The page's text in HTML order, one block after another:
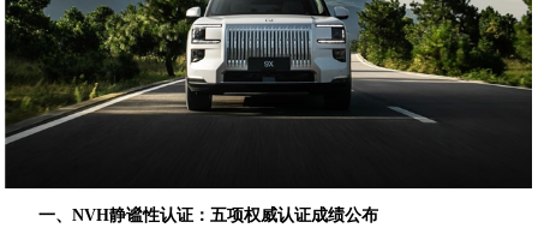
一、NVH静谧性认证：五项权威认证成绩公布